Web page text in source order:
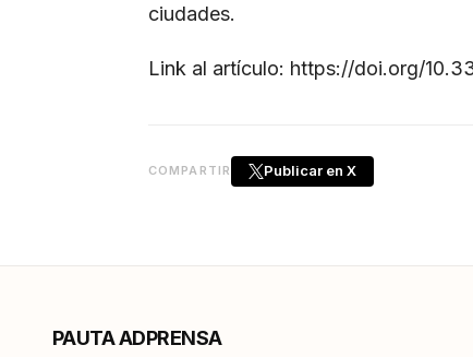
ciudades.
Link al artículo: https://doi.org/
COMPARTIR Publicar en X
PAUTA ADPRENSA